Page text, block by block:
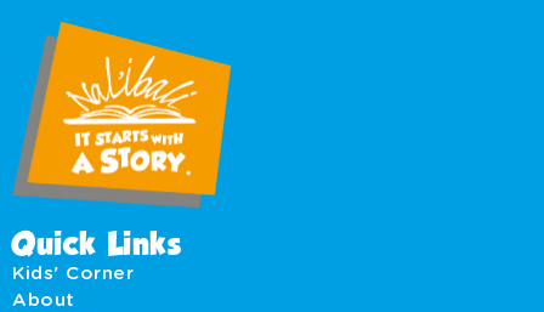
Quick Links
Kids' Corner
About